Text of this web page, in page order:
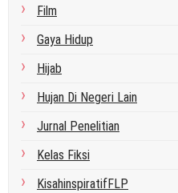
Film
Gaya Hidup
Hijab
Hujan Di Negeri Lain
Jurnal Penelitian
Kelas Fiksi
KisahinspiratifFLP